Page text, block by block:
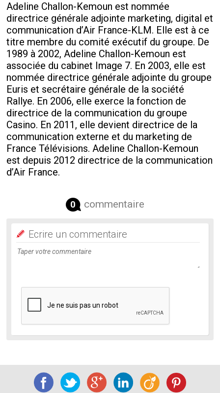
Adeline Challon-Kemoun est nommée
directrice générale adjointe marketing, digital et
communication d’Air France-KLM. Elle est à ce
titre membre du comité exécutif du groupe. De
1989 à 2002, Adeline Challon-Kemoun est
associée du cabinet Image 7. En 2003, elle est
nommée directrice générale adjointe du groupe
Euris et secrétaire générale de la société
Rallye. En 2006, elle exerce la fonction de
directrice de la communication du groupe
Casino. En 2011, elle devient directrice de la
communication externe et du marketing de
France Télévisions. Adeline Challon-Kemoun
est depuis 2012 directrice de la communication
d’Air France.
0 commentaire
Ecrire un commentaire